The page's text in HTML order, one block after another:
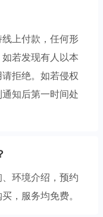
上付款，任何形
若发现有人以本
拒绝。如若侵权
知后第一时间处
环境介绍，预约
，服务均免费。